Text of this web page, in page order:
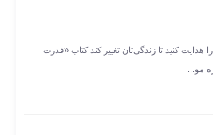
کنید تا زندگی‌تان تغییر کند کتاب «قدرت
مو...